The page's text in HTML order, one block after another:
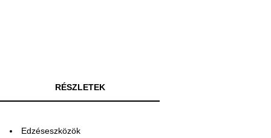
RÉSZLETEK
Edzéseszközök